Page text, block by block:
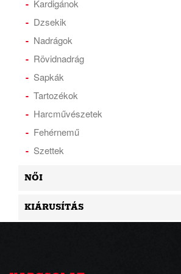
Kardigánok
Dzsekik
Nadrágok
Rövidnadrág
Sapkák
Tartozékok
Harcművészetek
Fehérnemű
Szettek
NŐI
KIÁRUSÍTÁS